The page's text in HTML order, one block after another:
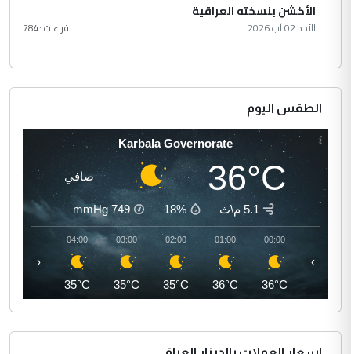
الأكشن بنسخته العراقية
الأحد 02 آب 2026 قراءات :784
الطقس اليوم
Karbala Governorate
36°C صافي
5.1 م\ث 18%
749
mmHg
00:00
36°C
01:00
36°C
02:00
35°C
03:00
35°C
04:00
35°C
‹ ›